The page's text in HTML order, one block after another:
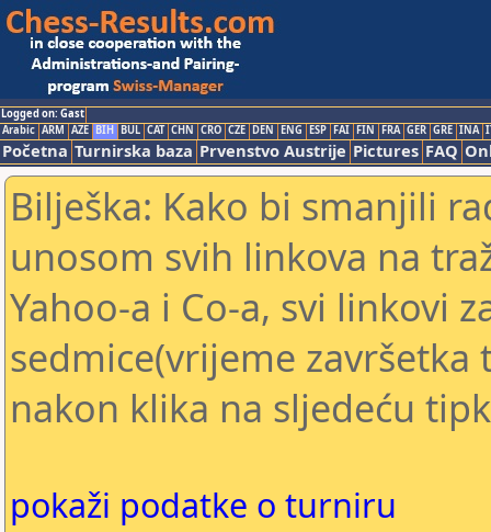
Logged on: Gast
Arabic ARM AZE BIH BUL CAT CHN CRO CZE DEN ENG ESP FAI FIN FRA GER GRE INA
Početna Turnirska baza Prvenstvo Austrije Pictures FAQ
Bilješka: Kako bi smanjili
unosom svih linkova na
Yahoo-a i Co-a, svi linkovi
sedmice(vrijeme
nakon klika na sljedeću
pokaži podatke o turniru